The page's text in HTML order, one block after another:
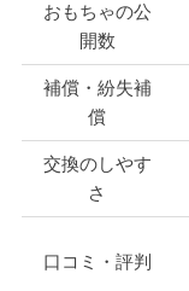
おもちゃの公
開数
補償・紛失補
償
交換のしやす
さ
口コミ・評判